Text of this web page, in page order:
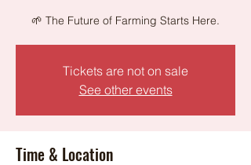
🌱 The Future of Farming Starts Here.
Tickets are not on sale
See other events
Time & Location